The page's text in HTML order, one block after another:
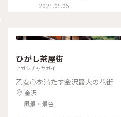
2021.09.05
ひがし茶屋街
ヒガシチャヤガイ
乙女心を満たす金沢最大の花街
金沢
風景・景色